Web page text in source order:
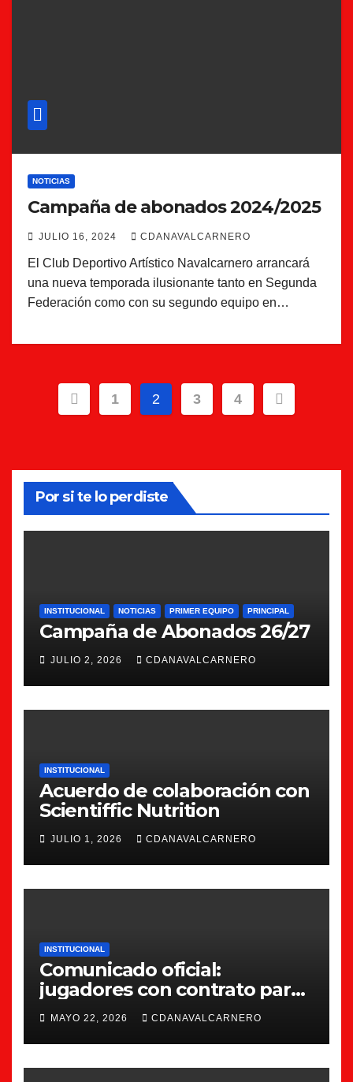
NOTICIAS
Campaña de abonados 2024/2025
JULIO 16, 2024 CDANAVALCARNERO
El Club Deportivo Artístico Navalcarnero arrancará
una nueva temporada ilusionante tanto en Segunda
Federación como con su segundo equipo en…
Paginación
entradas
1 2 3 4
Por si te lo perdiste
INSTITUCIONAL NOTICIAS PRIMER EQUIPO PRINCIPAL
Campaña de Abonados 26/27
JULIO 2, 2026 CDANAVALCARNERO
INSTITUCIONAL
Acuerdo de colaboración con
Scientiffic Nutrition
JULIO 1, 2026 CDANAVALCARNERO
INSTITUCIONAL
Comunicado oficial:
jugadores con contrato para
la 26/27
MAYO 22, 2026 CDANAVALCARNERO